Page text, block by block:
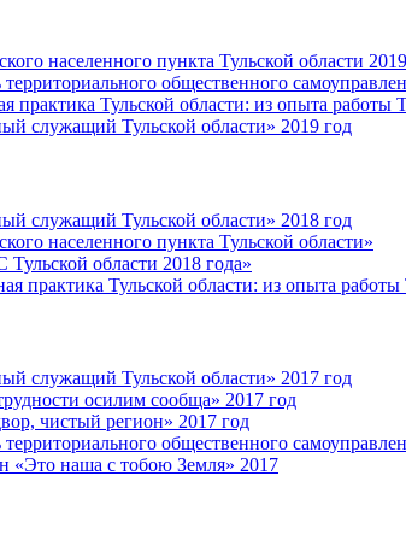
населенного пункта Тульской области
общественного
практика Тульской области: из опыта работы
служащий Тульской области» 2019 год
служащий Тульской области» 2018 год
населенного пункта Тульской области»
области 2018 года»
практика Тульской области: из опыта
служащий Тульской области» 2017 год
осилим сообща» 2017 год
чистый регион» 2017 год
общественного
«Это наша с тобою Земля» 2017